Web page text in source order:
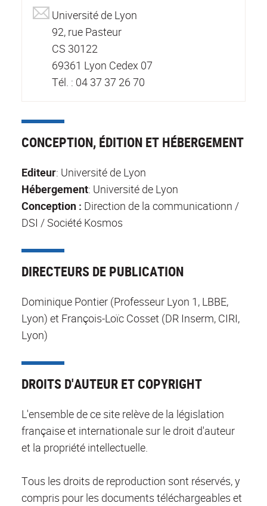
Université de Lyon
92, rue Pasteur
CS 30122
69361 Lyon Cedex 07
Tél. : 04 37 37 26 70
CONCEPTION, ÉDITION ET HÉBERGEMENT
Editeur: Université de Lyon
Hébergement: Université de Lyon
Conception : Direction de la communicationn /
DSI / Société Kosmos
DIRECTEURS DE PUBLICATION
Dominique Pontier (Professeur Lyon 1, LBBE,
Lyon) et François-Loïc Cosset (DR Inserm, CIRI,
Lyon)
DROITS D'AUTEUR ET COPYRIGHT
L'ensemble de ce site relève de la législation
française et internationale sur le droit d'auteur
et la propriété intellectuelle.
Tous les droits de reproduction sont réservés, y
compris pour les documents téléchargeables et